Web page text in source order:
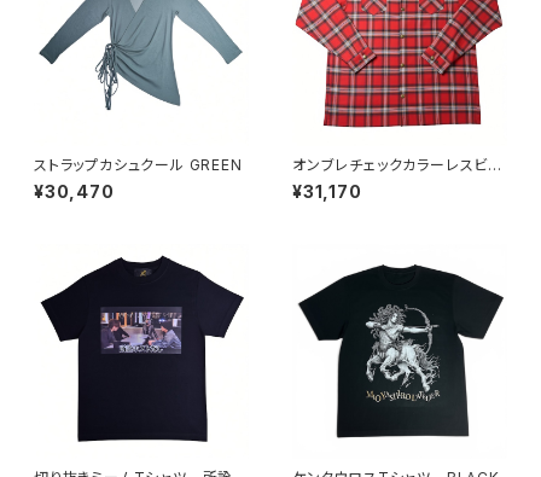
ストラップカシュクール GREEN
¥30,470
オンブレチェックカラーレスビッ
グシャツ RED
¥31,170